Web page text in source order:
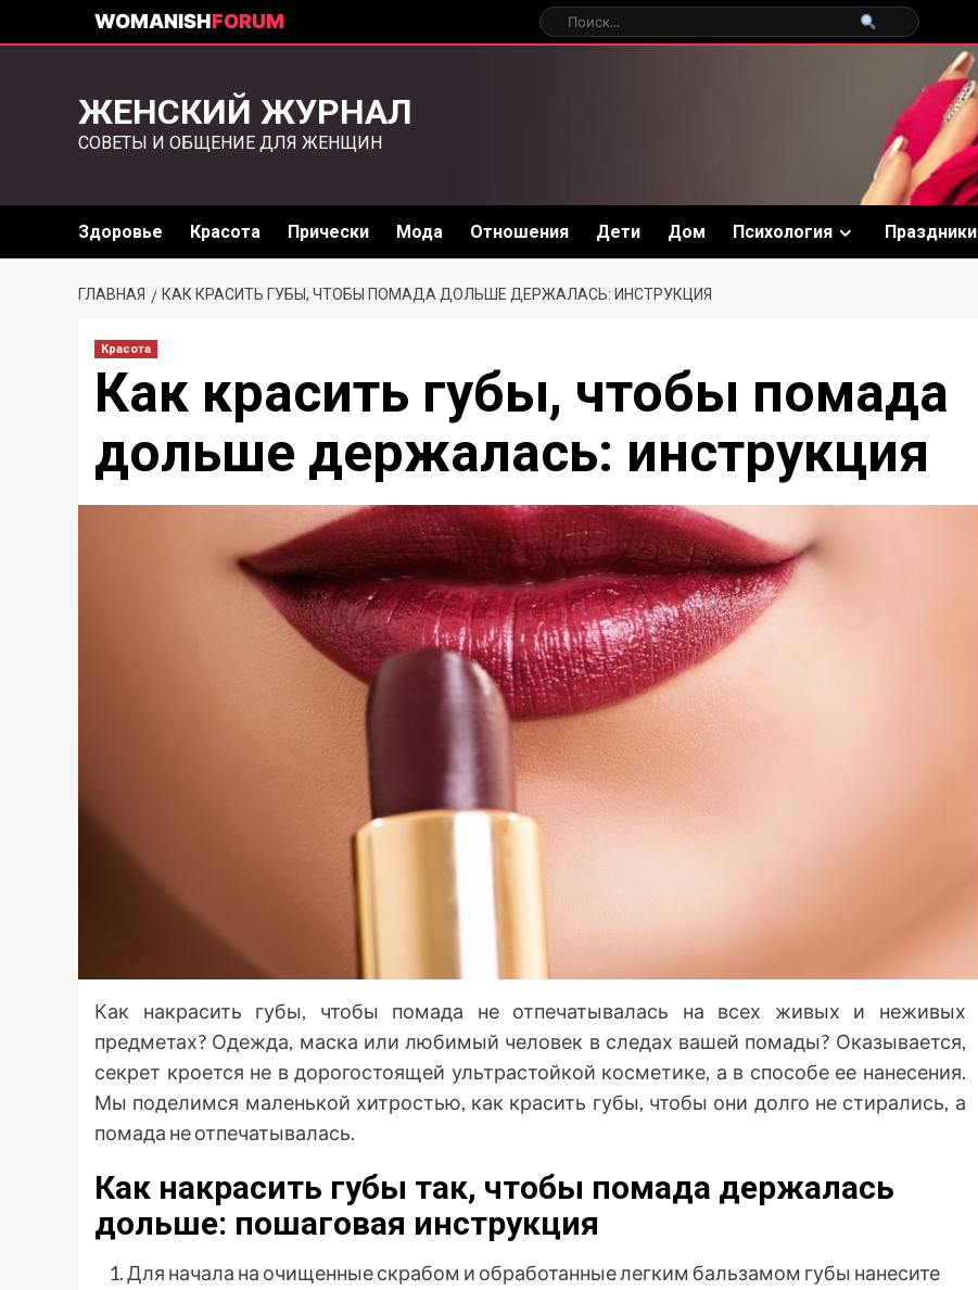
WOMANISHFORUM
ЖЕНСКИЙ ЖУРНАЛ
СОВЕТЫ И ОБЩЕНИЕ ДЛЯ ЖЕНЩИН
Здоровье Красота Прически Мода Отношения Дети Дом Психология Праздники
ГЛАВНАЯ КАК КРАСИТЬ ГУБЫ, ЧТОБЫ ПОМАДА ДОЛЬШЕ ДЕРЖАЛАСЬ: ИНСТРУКЦИЯ
Красота
Как красить губы, чтобы помада
дольше держалась: инструкция
Как накрасить губы, чтобы помада не отпечатывалась на всех живых и неживых
предметах? Одежда, маска или любимый человек в следах вашей помады? Оказывается,
секрет кроется не в дорогостоящей ультрастойкой косметике, а в способе ее нанесения.
Мы поделимся маленькой хитростью, как красить губы, чтобы они долго не стирались, а
помада не отпечатывалась.
Как накрасить губы так, чтобы помада держалась
дольше: пошаговая инструкция
Для начала на очищенные скрабом и обработанные легким бальзамом губы нанесите